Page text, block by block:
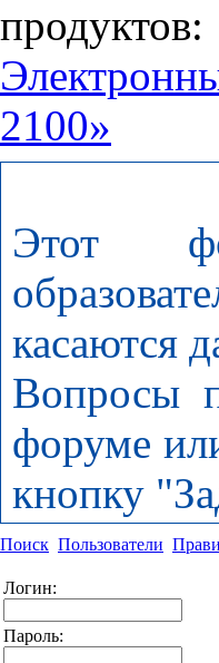
продуктов:
2100»
Этот
касаются
Вопросы
форуме
кнопку
Поиск Пользователи
Логин:
Пароль: